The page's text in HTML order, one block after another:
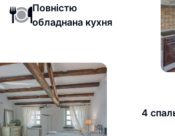
Повністю
обладнана кухня
4